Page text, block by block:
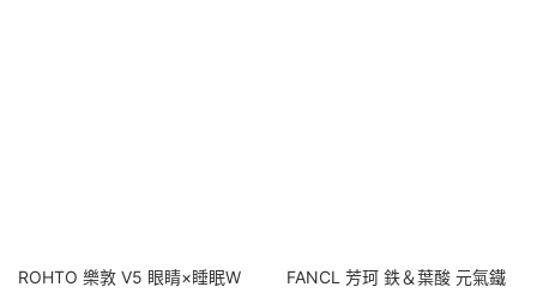
ROHTO 樂敦 V5 眼睛×睡眠W
FANCL 芳珂 鉄＆葉酸 元氣鐵